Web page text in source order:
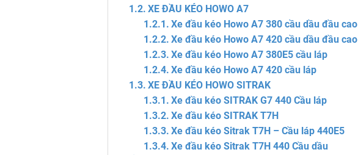
XE ĐẦU KÉO HOWO A7
Xe đầu kéo Howo A7 380 cầu dầu đầu cao
Xe đầu kéo Howo A7 420 cầu dầu đầu cao
Xe đầu kéo Howo A7 380E5 cầu láp
Xe đầu kéo Howo A7 420 cầu láp
XE ĐẦU KÉO HOWO SITRAK
Xe đầu kéo SITRAK G7 440 Cầu láp
Xe đầu kéo SITRAK T7H
Xe đầu kéo Sitrak T7H – Cầu láp 440E5
Xe đầu kéo Sitrak T7H 440 Cầu dầu